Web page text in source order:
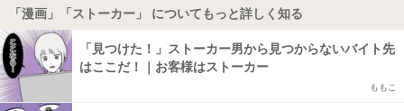
「漫画」「ストーカー」 についてもっと詳しく知る
「見つけた！」ストーカー男から見つからないバイト先
はここだ！｜お客様はストーカー
ももこ